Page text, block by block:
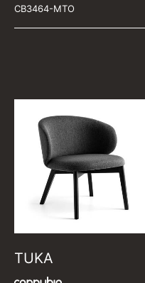
CB3464-MTO
TUKA